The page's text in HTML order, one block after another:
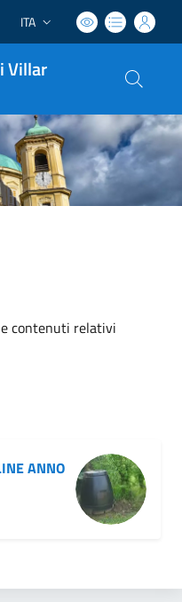
Lingua attiva:
ITA
Villar
contenuti relativi
ANNO